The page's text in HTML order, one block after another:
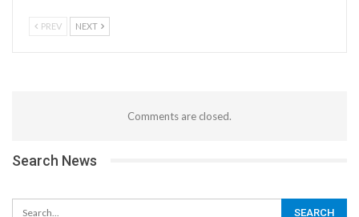
PREV NEXT
Comments are closed.
Search News